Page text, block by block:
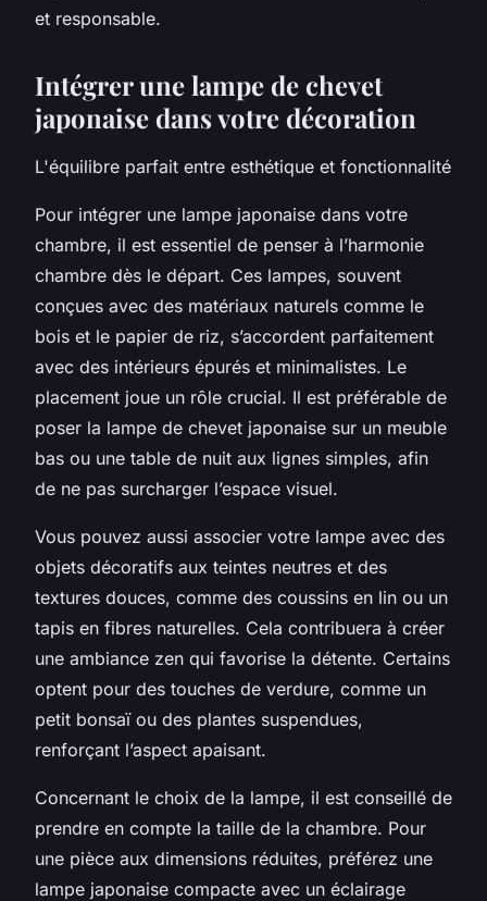
et responsable.
Intégrer une lampe de chevet
japonaise dans votre décoration
L'équilibre parfait entre esthétique et fonctionnalité
Pour intégrer une lampe japonaise dans votre
chambre, il est essentiel de penser à l’harmonie
chambre dès le départ. Ces lampes, souvent
conçues avec des matériaux naturels comme le
bois et le papier de riz, s’accordent parfaitement
avec des intérieurs épurés et minimalistes. Le
placement joue un rôle crucial. Il est préférable de
poser la lampe de chevet japonaise sur un meuble
bas ou une table de nuit aux lignes simples, afin
de ne pas surcharger l’espace visuel.
Vous pouvez aussi associer votre lampe avec des
objets décoratifs aux teintes neutres et des
textures douces, comme des coussins en lin ou un
tapis en fibres naturelles. Cela contribuera à créer
une ambiance zen qui favorise la détente. Certains
optent pour des touches de verdure, comme un
petit bonsaï ou des plantes suspendues,
renforçant l’aspect apaisant.
Concernant le choix de la lampe, il est conseillé de
prendre en compte la taille de la chambre. Pour
une pièce aux dimensions réduites, préférez une
lampe japonaise compacte avec un éclairage